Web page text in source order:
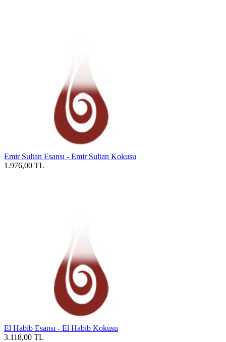
Emir Sultan Esansı - Emir Sultan Kokusu
1.976,00 TL
El Habib Esansı - El Habib Kokusu
3.118,00 TL